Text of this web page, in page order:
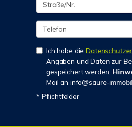
Ich habe die
Angaben und Daten zur
gespeichert werden.
Mail an info@saure-
* Pflichtfelder